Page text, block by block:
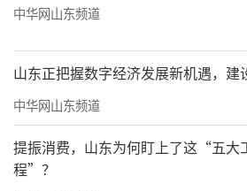
儿子王力一：从乐团“
学事业
中华网山东频道
山东正把握数字经济发展新机遇，建
中华网山东频道
提振消费，山东为何盯上了这“五大
程”？